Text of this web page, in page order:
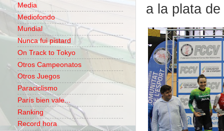
a la plata
Media
Mediofondo
Mundial
Nunca fui pistard
On Track to Tokyo
Otros Campeonatos
Otros Juegos
Paraciclismo
París bien vale...
Ranking
Record hora